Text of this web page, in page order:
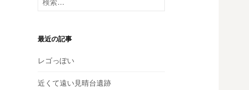
稿
索:
最近の記事
レゴっぽい
近くて遠い見晴台遺跡